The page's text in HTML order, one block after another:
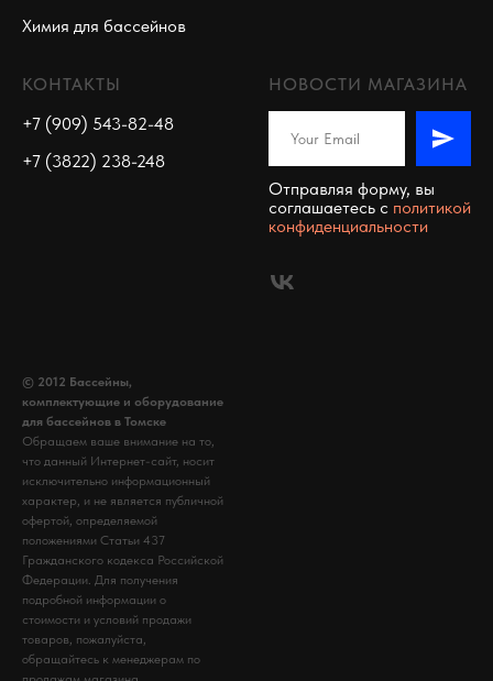
Химия для бассейнов
КОНТАКТЫ
+7 (909) 543-82-48
+7 (3822) 238-248
НОВОСТИ МАГАЗИНА
Отправляя форму, вы
соглашаетесь c политикой
конфиденциальности
© 2012 Бассейны,
комплектующие и оборудование
для бассейнов в Томске
Обращаем ваше внимание на то,
что данный Интернет-сайт, носит
исключительно информационный
характер, и не является публичной
офертой, определяемой
положениями Статьи 437
Гражданского кодекса Российской
Федерации. Для получения
подробной информации о
стоимости и условий продажи
товаров, пожалуйста,
обращайтесь к менеджерам по